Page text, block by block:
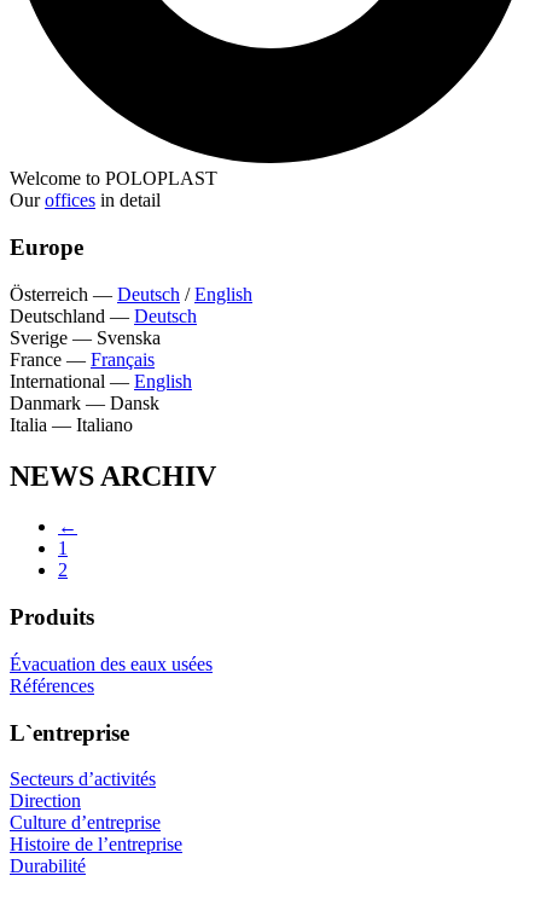
Welcome to POLOPLAST
Ouroffices in detail
Europe
Österreich — Deutsch /English
Deutschland — Deutsch
Sverige — Svenska
France — Français
International — English
Danmark — Dansk
Italia — Italiano
NEWS ARCHIV
←
1
2
Produits
Évacuation des eaux usées
Références
L`entreprise
Secteurs d’activités
Direction
Culture d’entreprise
Histoire de l’entreprise
Durabilité